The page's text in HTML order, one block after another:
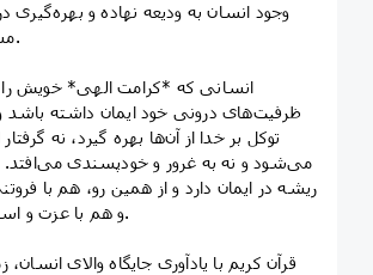
وجود انسان به ودیعه نهاده و بهره‌گیری
مسیر کمال است.
ظرفیت‌های درونی خود ایمان داشته باشد و
توکل بر خدا از آن‌ها بهره گیرد، نه
می‌شود و نه به غرور و خودپسندی می‌افتد.
ریشه در ایمان دارد و از همین رو، هم با
و هم با عزت و استواری شخصیت.